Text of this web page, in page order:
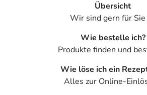
Übersicht
Wir sind gern für Sie
Wie bestelle ich?
Produkte finden und
Wie löse ich ein
Alles zur Online-